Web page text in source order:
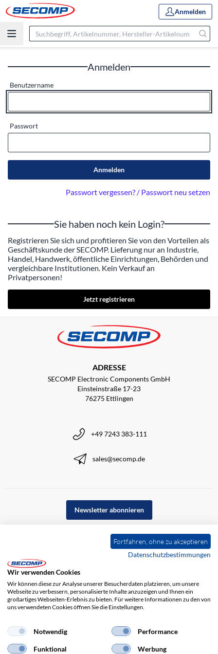
Anmelden
Anmelden
Benutzername
Passwort
Anmelden
Passwort vergessen? / Passwort neu setzen
Sie haben noch kein Login?
Registrieren Sie sich und profitieren Sie von den Vorteilen als
Geschäftskunde der SECOMP. Lieferung nur an Industrie,
Handel, Handwerk, öffentliche Einrichtungen, Behörden und
vergleichbare Institutionen. Kein Verkauf an
Privatpersonen!
Jetzt registrieren
ADRESSE
SECOMP Electronic Components GmbH
Einsteinstraße 17-23
76275 Ettlingen
+49 7243 383-111
sales@secomp.de
Newsletter abonnieren
Impressum Haftungsausschluss
Fortfahren, ohne zu akzeptieren
Datenschutzbestimmungen
Wir verwenden Cookies
Wir können diese zur Analyse unserer Besucherdaten platzieren, um unsere
Webseite zu verbessern, personalisierte Inhalte anzuzeigen und Ihnen ein
großartiges Webseiten-Erlebnis zu bieten. Für weitere Informationen zu den von
uns verwendeten Cookies öffnen Sie die Einstellungen.
Notwendig Performance
Funktional Werbung